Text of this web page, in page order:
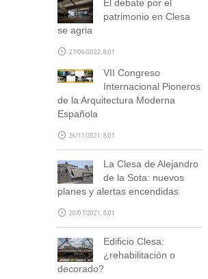
El debate por el
patrimonio en Clesa
se agria
27/06/2022, 8:01
VII Congreso
Internacional Pioneros
de la Arquitectura Moderna
Española
26/11/2021, 8:01
La Clesa de Alejandro
de la Sota: nuevos
planes y alertas encendidas
20/07/2021, 8:01
Edificio Clesa:
¿rehabilitación o
decorado?